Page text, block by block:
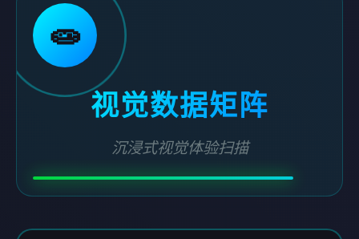
🧫
视觉数据矩阵
沉浸式视觉体验扫描